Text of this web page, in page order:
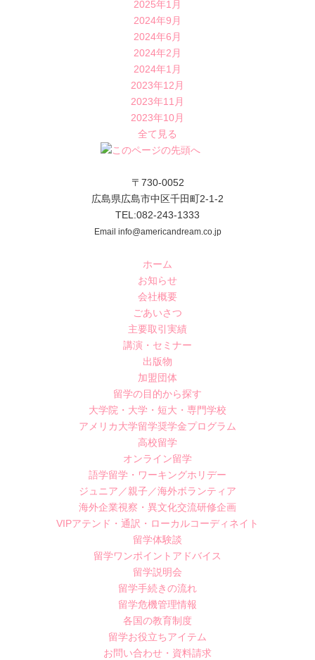
2025年1月
2024年9月
2024年6月
2024年2月
2024年1月
2023年12月
2023年11月
2023年10月
全て見る
〒730-0052
広島県広島市中区千田町2-1-2
TEL:082-243-1333
Email info@americandream.co.jp
ホーム
お知らせ
会社概要
ごあいさつ
主要取引実績
講演・セミナー
出版物
加盟団体
留学の目的から探す
大学院・大学・短大・専門学校
アメリカ大学留学奨学金プログラム
高校留学
オンライン留学
語学留学・ワーキングホリデー
ジュニア／親子／海外ボランティア
海外企業視察・異文化交流研修企画
VIPアテンド・通訳・ローカルコーディネイト
留学体験談
留学ワンポイントアドバイス
留学説明会
留学手続きの流れ
留学危機管理情報
各国の教育制度
留学お役立ちアイテム
お問い合わせ・資料請求